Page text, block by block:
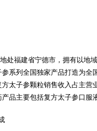
处福建省宁德市，拥有以地
系列全国独家产品打造为全
太子参颗粒销售收入占主营
品主要包括复方太子参口服